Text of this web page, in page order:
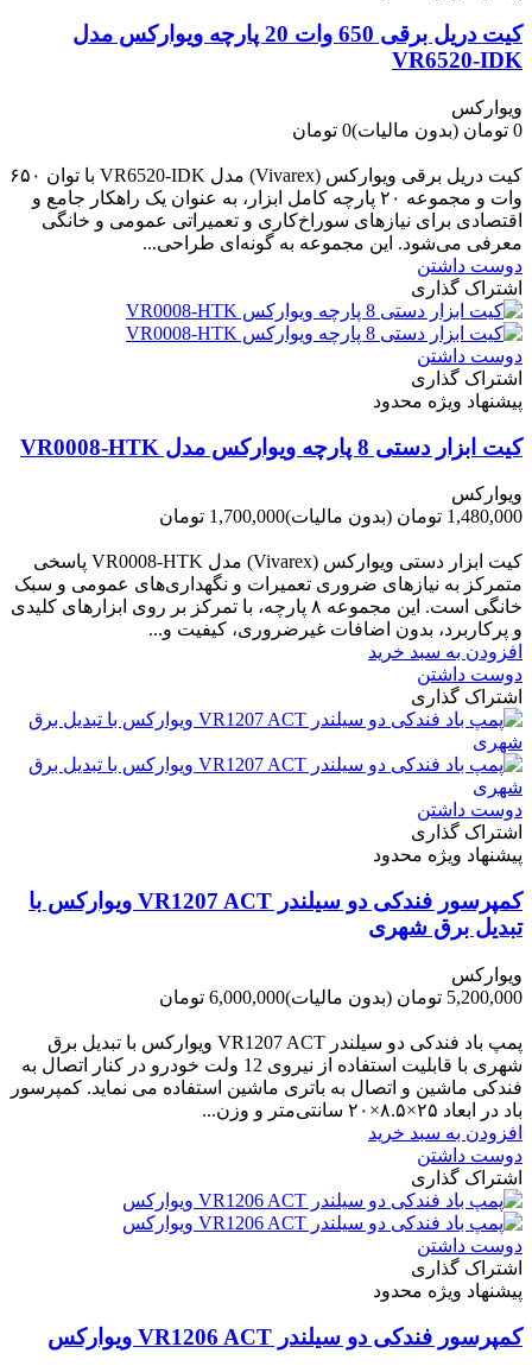
کیت دریل برقی 650 وات 20 پارچه ویوارکس مدل
VR6520-IDK
ویوارکس
0 تومان
(بدون مالیات)0 تومان
کیت دریل برقی ویوارکس (Vivarex) مدل VR6520-IDK با توان ۶۵۰
وات و مجموعه ۲۰ پارچه کامل ابزار، به عنوان یک راهکار جامع و
اقتصادی برای نیازهای سوراخ‌کاری و تعمیراتی عمومی و خانگی
معرفی می‌شود. این مجموعه به گونه‌ای طراحی...
دوست داشتن
اشتراک گذاری
دوست داشتن
اشتراک گذاری
پیشنهاد ویژه محدود
کیت ابزار دستی 8 پارچه ویوارکس مدل VR0008-HTK
ویوارکس
1,480,000 تومان
(بدون مالیات)1,700,000 تومان
کیت ابزار دستی ویوارکس (Vivarex) مدل VR0008-HTK پاسخی
متمرکز به نیازهای ضروری تعمیرات و نگهداری‌های عمومی و سبک
خانگی است. این مجموعه ۸ پارچه، با تمرکز بر روی ابزارهای کلیدی
و پرکاربرد، بدون اضافات غیرضروری، کیفیت و...
افزودن به سبد خرید
دوست داشتن
اشتراک گذاری
دوست داشتن
اشتراک گذاری
پیشنهاد ویژه محدود
کمپرسور فندکی دو سیلندر VR1207 ACT ویوارکس با
تبدیل برق شهری
ویوارکس
5,200,000 تومان
(بدون مالیات)6,000,000 تومان
پمپ باد فندکی دو سیلندر VR1207 ACT ویوارکس با تبدیل برق
شهری با قابلیت استفاده از نیروی 12 ولت خودرو در کنار اتصال به
فندکی ماشین و اتصال به باتری ماشین استفاده می نماید. کمپرسور
باد در ابعاد ۲۵×۸.۵×۲۰ سانتی‌متر و وزن...
افزودن به سبد خرید
دوست داشتن
اشتراک گذاری
دوست داشتن
اشتراک گذاری
پیشنهاد ویژه محدود
کمپرسور فندکی دو سیلندر VR1206 ACT ویوارکس